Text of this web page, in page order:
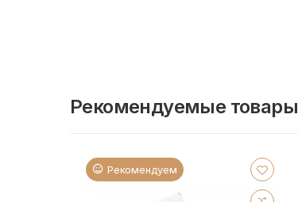
Рекомендуемые товары
Рекомендуем